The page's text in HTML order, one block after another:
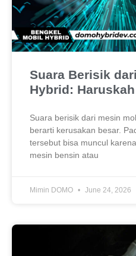
Suara Berisik
Hybrid:
Suara berisik dari mesin
berarti kerusakan besar.
tersebut bisa muncul
mesin bensin atau
Mimin DOMO June 24, 2026